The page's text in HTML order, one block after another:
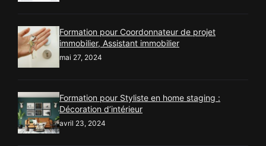
Formation pour Coordonnateur de projet
immobilier, Assistant immobilier
mai 27, 2024
Formation pour Styliste en home staging :
Décoration d’intérieur
avril 23, 2024